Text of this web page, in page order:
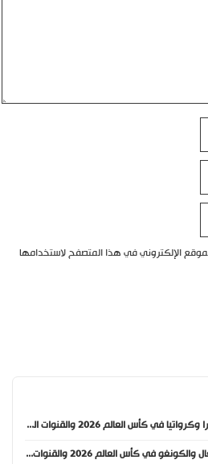
الإلكتروني في هذا المتصفح لاستخدامها
موعد مباراة إنجلترا وكرواتيا في كأس العالم 2026 والقنوات الناقلة
موعد مباراة البرتغال والكونغو في كأس العالم 2026 والقنوات الناقلة